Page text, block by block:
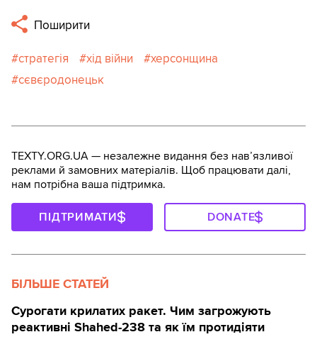
Поширити
стратегія хід війни
херсонщина
сєвєродонецьк
TEXTY.ORG.UA — незалежне видання без навʼязливої
реклами й замовних матеріалів. Щоб працювати далі,
нам потрібна ваша підтримка.
ПІДТРИМАТИ DONATE
БІЛЬШЕ СТАТЕЙ
Сурогати крилатих ракет. Чим загрожують
реактивні Shahed-238 та як їм протидіяти